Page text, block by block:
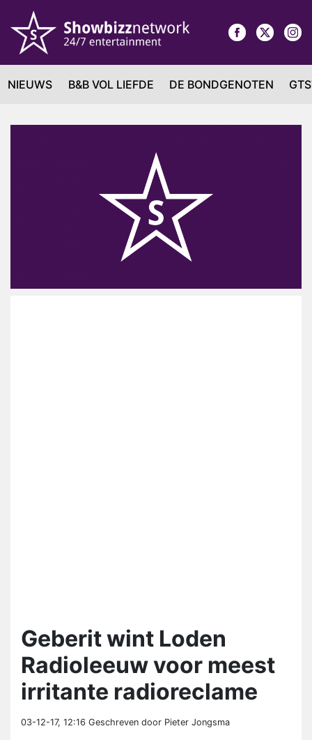
NIEUWS B&B VOL LIEFDE DE BONDGENOTEN
Geberit wint Loden
Radioleeuw voor meest
irritante radioreclame
03-12-17, 12:16 Geschreven door Pieter Jongsma